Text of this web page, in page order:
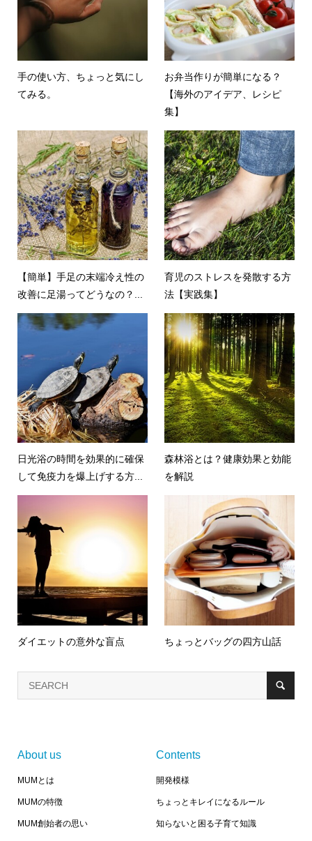
手の使い方、ちょっと気にし
てみる。
お弁当作りが簡単になる？
【海外のアイデア、レシピ
集】
【簡単】手足の末端冷え性の
改善に足湯ってどうなの？...
育児のストレスを発散する方
法【実践集】
日光浴の時間を効果的に確保
して免疫力を爆上げする方...
森林浴とは？健康効果と効能
を解説
ダイエットの意外な盲点 ちょっとバッグの四方山話
About us
MUMとは
MUMの特徴
MUM創始者の思い
Contents
開発模様
ちょっとキレイになるルール
知らないと困る子育て知識